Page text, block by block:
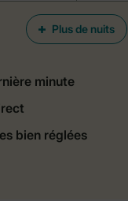
Plus de nuits